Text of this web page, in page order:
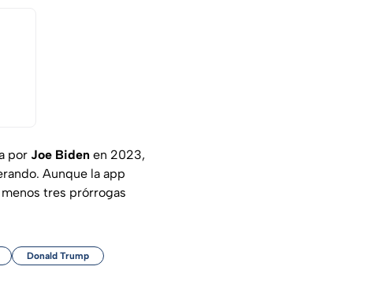
por Joe Biden en 2023,
Aunque la app
tres prórrogas
Donald Trump